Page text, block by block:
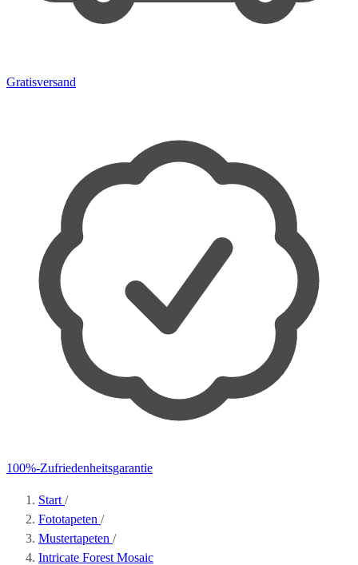
Gratisversand
100%-Zufriedenheitsgarantie
Start /
Fototapeten /
Mustertapeten /
Intricate Forest Mosaic